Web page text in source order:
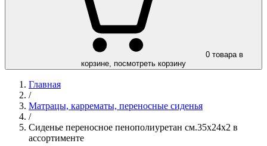
0 товара в
корзине, посмотреть корзину
Главная
/
Матрацы, каррематы, переносные сиденья
/
Сиденье переносное пенополиуретан см.35х24х2 в
ассортименте